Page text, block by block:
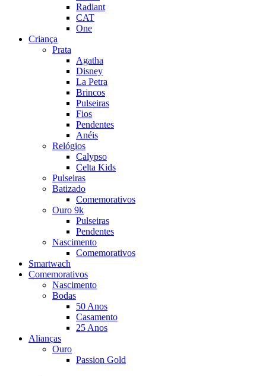
Radiant
CAT
One
Criança
Prata
Agatha
Disney
La Petra
Brincos
Pulseiras
Fios
Pendentes
Anéis
Relógios
Calypso
Celta Kids
Pulseiras
Batizado
Comemorativos
Ouro 9k
Pulseiras
Pendentes
Nascimento
Comemorativos
Smartwach
Comemorativos
Nascimento
Bodas
50 Anos
Casamento
25 Anos
Alianças
Ouro
Passion Gold